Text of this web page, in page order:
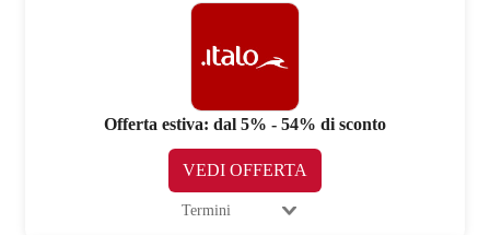
Offerta estiva: dal 5% - 54% di sconto
VEDI OFFERTA
Termini